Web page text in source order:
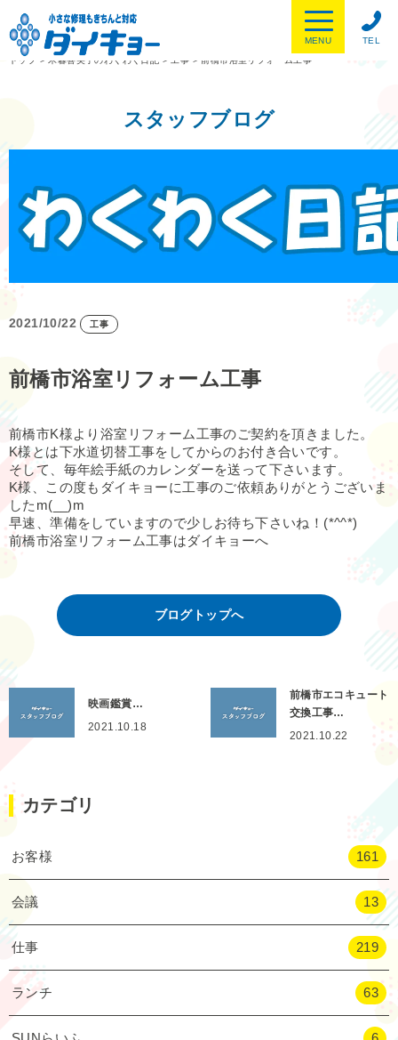
TEL
MENU
トップ
> 木暮喜美子のわくわく日記 > 工事 > 前橋市浴室リフォーム工事
スタッフブログ
2021/10/22 工事
前橋市浴室リフォーム工事
前橋市K様より浴室リフォーム工事のご契約を頂きました。
K様とは下水道切替工事をしてからのお付き合いです。
そして、毎年絵手紙のカレンダーを送って下さいます。
K様、この度もダイキョーに工事のご依頼ありがとうございま
したm(__)m
早速、準備をしていますので少しお待ち下さいね！(*^^*)
前橋市浴室リフォーム工事はダイキョーへ
ブログトップへ
映画鑑賞…
2021.10.18
前橋市エコキュート
交換工事…
2021.10.22
カテゴリ
お客様 161
会議 13
仕事 219
ランチ 63